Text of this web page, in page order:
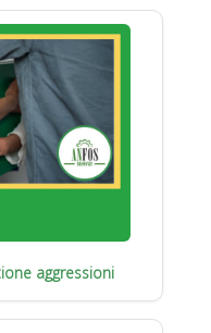
aggressioni